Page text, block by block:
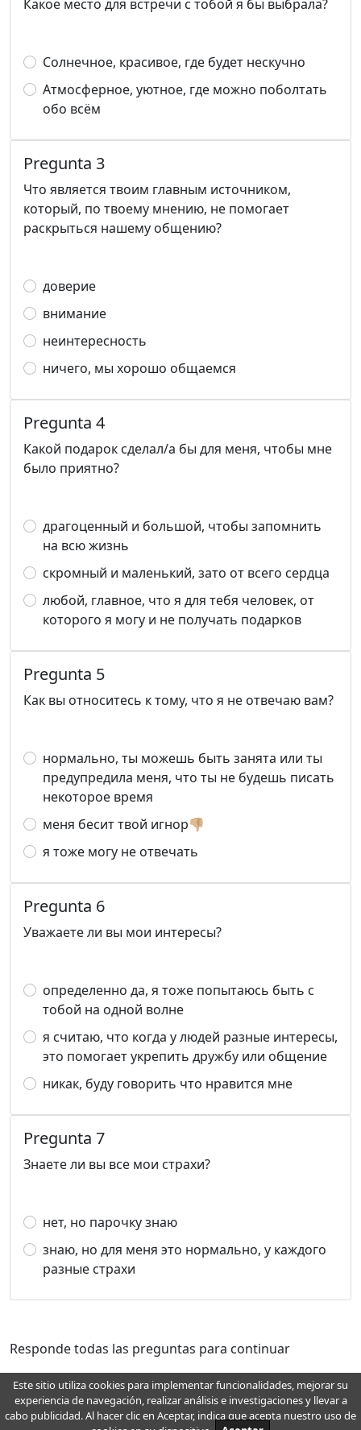
Какое место для встречи с тобой я бы выбрала?
Солнечное, красивое, где будет нескучно
Атмосферное, уютное, где можно поболтать
обо всём
Pregunta 3
Что является твоим главным источником,
который, по твоему мнению, не помогает
раскрыться нашему общению?
доверие
внимание
неинтересность
ничего, мы хорошо общаемся
Pregunta 4
Какой подарок сделал/а бы для меня, чтобы мне
было приятно?
драгоценный и большой, чтобы запомнить
на всю жизнь
скромный и маленький, зато от всего сердца
любой, главное, что я для тебя человек, от
которого я могу и не получать подарков
Pregunta 5
Как вы относитесь к тому, что я не отвечаю вам?
нормально, ты можешь быть занята или ты
предупредила меня, что ты не будешь писать
некоторое время
меня бесит твой игнор👎🏼
я тоже могу не отвечать
Pregunta 6
Уважаете ли вы мои интересы?
определенно да, я тоже попытаюсь быть с
тобой на одной волне
я считаю, что когда у людей разные интересы,
это помогает укрепить дружбу или общение
никак, буду говорить что нравится мне
Pregunta 7
Знаете ли вы все мои страхи?
нет, но парочку знаю
знаю, но для меня это нормально, у каждого
разные страхи
Responde todas las preguntas para continuar
Para cualquier pregunta, deseo, recomendación, error y mejora, escriba a
info@wellemo.com
Este sitio utiliza cookies para implementar funcionalidades, mejorar su
experiencia de navegación, realizar análisis e investigaciones y llevar a
cabo publicidad. Al hacer clic en Aceptar, indica que acepta nuestro uso de